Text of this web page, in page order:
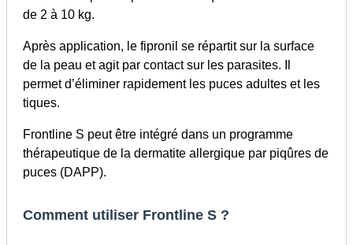
de 2 à 10 kg.
Après application, le fipronil se répartit sur la surface
de la peau et agit par contact sur les parasites. Il
permet d’éliminer rapidement les puces adultes et les
tiques.
Frontline S peut être intégré dans un programme
thérapeutique de la dermatite allergique par piqûres de
puces (DAPP).
Comment utiliser Frontline S ?